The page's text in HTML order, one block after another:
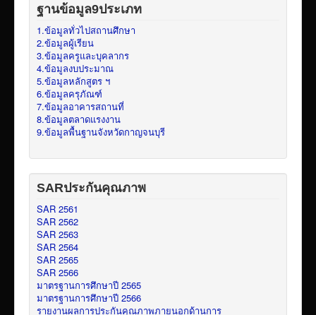
ฐานข้อมูล9ประเภท
1.ข้อมูลทั่วไปสถานศึกษา
2.ข้อมูลผู้เรียน
3.ข้อมูลครูและบุคลากร
4.ข้อมูลงบประมาณ
5.ข้อมูลหลักสูตร ฯ
6.ข้อมูลครุภัณฑ์
7.ข้อมูลอาคารสถานที่
8.ข้อมูลตลาดแรงงาน
9.ข้อมูลพื้นฐานจังหวัดกาญจนบุรี
SARประกันคุณภาพ
SAR 2561
SAR 2562
SAR 2563
SAR 2564
SAR 2565
SAR 2566
มาตรฐานการศึกษาปี 2565
มาตรฐานการศึกษาปี 2566
รายงานผลการประกันคุณภาพภายนอกด้านการ